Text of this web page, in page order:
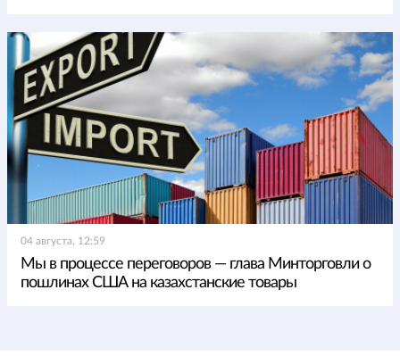
04 августа, 12:59
Мы в процессе переговоров — глава Минторговли о
пошлинах США на казахстанские товары